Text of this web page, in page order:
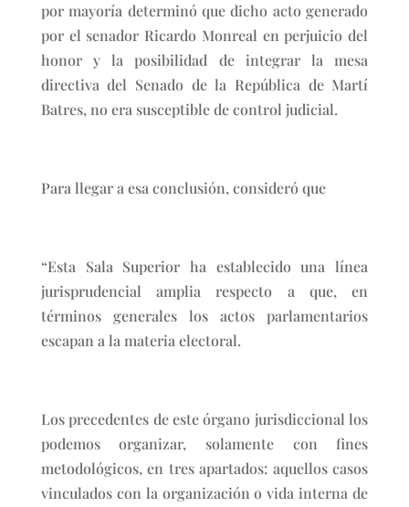
por mayoría determinó que dicho acto generado
por el senador Ricardo Monreal en perjuicio del
honor y la posibilidad de integrar la mesa
directiva del Senado de la República de Martí
Batres, no era susceptible de control judicial.
Para llegar a esa conclusión, consideró que
“Esta Sala Superior ha establecido una línea
jurisprudencial amplia respecto a que, en
términos generales los actos parlamentarios
escapan a la materia electoral.
Los precedentes de este órgano jurisdiccional los
podemos organizar, solamente con fines
metodológicos, en tres apartados: aquellos casos
vinculados con la organización o vida interna de